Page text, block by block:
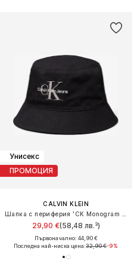
Унисекс
ПРОМОЦИЯ
CALVIN KLEIN
29,90 €(58,48 лв.³)
Първоначално: 44,90 €
Последна най-ниска цена:32,90 €-9%